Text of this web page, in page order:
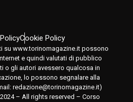
Cookie Policy
su www.torinomagazine.it possono
e quindi valutati di pubblico
o gli autori avessero qualcosa in
lo possono segnalare alla
redazione@torinomagazine.it)
– All rights reserved – Corso